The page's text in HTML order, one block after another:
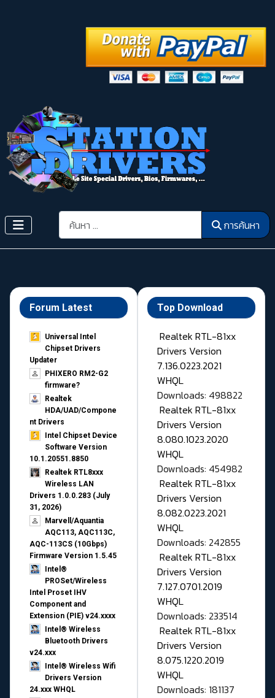
การค้นหา การค้นหา
Forum Latest
Universal Intel
Chipset Drivers
Updater​
PHIXERO RM2-G2
firmware?
Realtek
HDA/UAD/Compone
nt Drivers
Intel Chipset Device
Software Version
10.1.20551.8850
Realtek RTL8xxx
Wireless LAN
Drivers 1.0.0.283 (July
31, 2026)
Marvell/Aquantia
AQC113, AQC113C,
AQC-113CS (10Gbps)
Firmware Version 1.5.45
Intel®
PROSet/Wireless
Intel Proset IHV
Component and
Extension (PIE) v24.xxxx
Intel® Wireless
Bluetooth Drivers
v24.xxx
Intel® Wireless Wifi
Drivers Version
24.xxx WHQL
Top Download
Realtek RTL-81xx
Drivers Version
7.136.0223.2021
WHQL
Downloads: 498822
Realtek RTL-81xx
Drivers Version
8.080.1023.2020
WHQL
Downloads: 454982
Realtek RTL-81xx
Drivers Version
8.082.0223.2021
WHQL
Downloads: 242855
Realtek RTL-81xx
Drivers Version
7.127.0701.2019
WHQL
Downloads: 233514
Realtek RTL-81xx
Drivers Version
8.075.1220.2019
WHQL
Downloads: 181137